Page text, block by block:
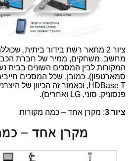
ציור 2 מתאר רשת בידור ביתית,
מחשב, משחקים, ממיר של חברת הכבלים/
המקורות לבין המסכים השונים בבית
סמארטפון). כמובן, שכל המסכים
HDBase T, וכאמור זה הכיוון של
פנסוניק, סוני, LG ואחרים).
ציור 3 : מקרן אחד – כמה מקורות